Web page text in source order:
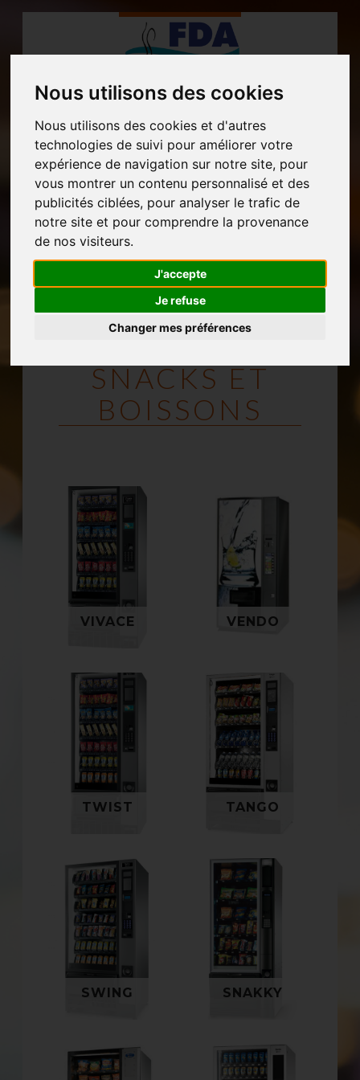
Nous utilisons des cookies
Nous utilisons des cookies et d'autres
technologies de suivi pour améliorer votre
expérience de navigation sur notre site, pour
vous montrer un contenu personnalisé et des
publicités ciblées, pour analyser le trafic de
notre site et pour comprendre la provenance
de nos visiteurs.
J'accepte
Je refuse
Changer mes préférences
MENU
Automates Automates
Snacks et
SNACKS ET
BOISSONS
VIVACE
Avec Twist, Vivace
est l’une des
nouveautés les plus
intéressantes pour le
segment des six
spirales en termes
d’efficacité
énergétique et de
VENDO
VENDO
Ce distributeur de
bouteilles et boîtes de
la marque Sanden
Vendo n’a plus à
prouver sa fiabilité.
TWIST
En termes d’efficacité
énergétique et de
performance, Twist
est l’une des
nouveautés les plus
intéressantes pour le
segment des
distributeurs à six
TANGO
TANGO
Le tout nouveau
distributeur Snack &
Food d’une flexibilité
irrésistible.
SWING
SWING
Swing est le nouveau
distributeur de Necta
qui apporte une
qualité et des
performances
renforcées au coeur
du segment Impulse.
SNAKKY
SNAKKY
La snakky bénéficie
d’un nouveau design
élégant, en
adéquation avec celui
de la Kikko.